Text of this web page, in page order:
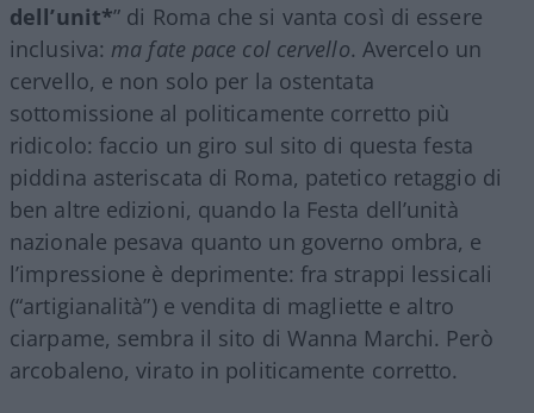
dell’unit*” di Roma che si vanta così di essere
inclusiva: ma fate pace col cervello. Avercelo un
cervello, e non solo per la ostentata
sottomissione al politicamente corretto più
ridicolo: faccio un giro sul sito di questa festa
piddina asteriscata di Roma, patetico retaggio di
ben altre edizioni, quando la Festa dell’unità
nazionale pesava quanto un governo ombra, e
l’impressione è deprimente: fra strappi lessicali
(“artigianalità”) e vendita di magliette e altro
ciarpame, sembra il sito di Wanna Marchi. Però
arcobaleno, virato in politicamente corretto.